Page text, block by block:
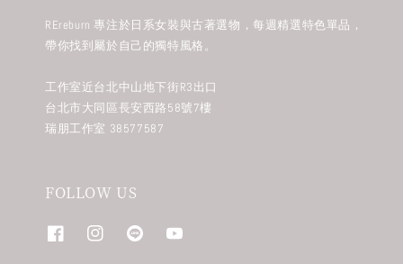
REreburn 專注於日系女裝與古著選物，每週精選特色單品，
帶你找到屬於自己的獨特風格。
工作室近台北中山地下街R3出口
台北市大同區長安西路58號7樓
瑞朋工作室 38577587
FOLLOW US